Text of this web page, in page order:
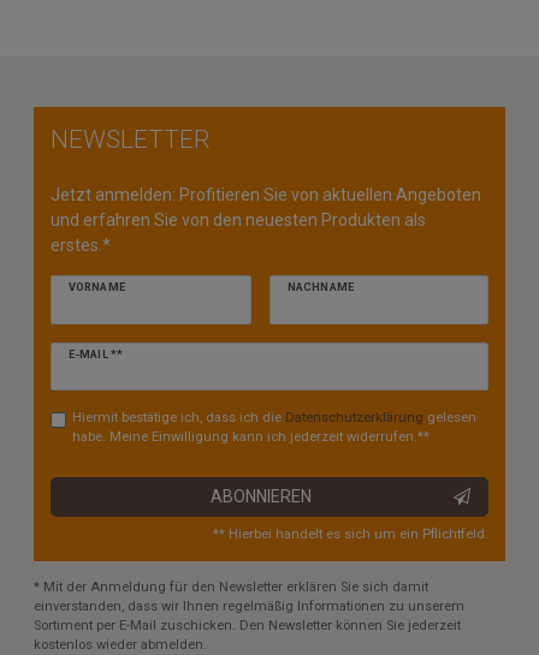
NEWSLETTER
Jetzt anmelden: Profitieren Sie von aktuellen Angeboten
und erfahren Sie von den neuesten Produkten als
erstes.*
VORNAME NACHNAME
E-MAIL **
Newsletter
Hiermit bestätige ich, dass ich die Daten­schutz­erklärung gelesen
habe. Meine Einwilligung kann ich jederzeit widerrufen.**
ABONNIEREN
** Hierbei handelt es sich um ein Pflichtfeld.
* Mit der Anmeldung für den Newsletter erklären Sie sich damit
einverstanden, dass wir Ihnen regelmäßig Informationen zu unserem
Sortiment per E-Mail zuschicken. Den Newsletter können Sie jederzeit
kostenlos wieder abmelden.